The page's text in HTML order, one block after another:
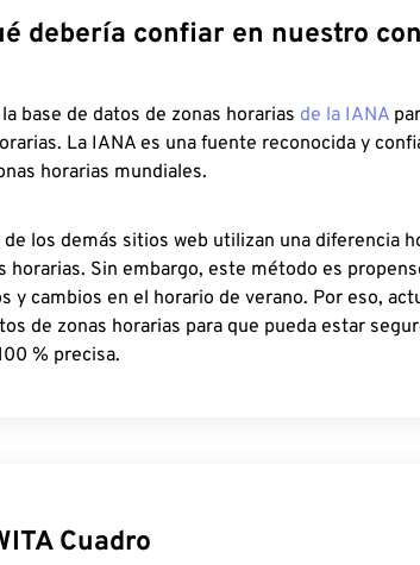
debería confiar en nuestro
base de datos de zonas horarias de la IANA
La IANA es una fuente reconocida y
horarias mundiales.
de los demás sitios web utilizan una diferencia
horarias. Sin embargo, este método es
y cambios en el horario de verano. Por eso,
de zonas horarias para que pueda estar
% precisa.
Cuadro